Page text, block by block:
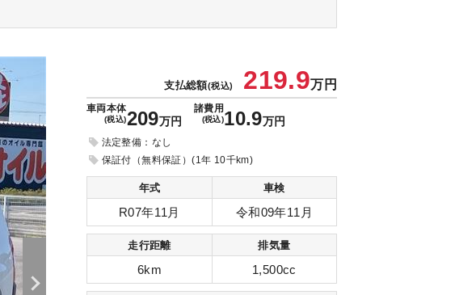
支払総額(税込) 219.9万円
車両本体
(税込)209万円
諸費用
(税込)10.9万円
法定整備：なし
保証付（無料保証）(1年 10千km)
年式 車検
R07年11月 令和09年11月
走行距離 排気量
6km 1,500cc